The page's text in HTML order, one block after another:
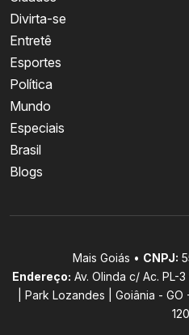
Divirta-se
Entretê
Esportes
Política
Mundo
Especiais
Brasil
Blogs
Mais Goiás • CNPJ:
Endereço: Av. Olinda c/ Ac. PL-
| Park Lozandes | Goiânia - GO
120